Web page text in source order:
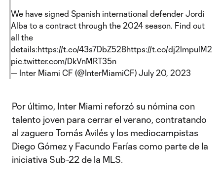
We have signed Spanish international defender Jordi
Alba to a contract through the 2024 season. Find out
all the
details:https://t.co/43s7DbZ528https://t.co/dj2lmpulM2
pic.twitter.com/DkVnMRT35n
— Inter Miami CF (@InterMiamiCF) July 20, 2023
Por último, Inter Miami reforzó su nómina con
talento joven para cerrar el verano, contratando
al zaguero Tomás Avilés y los mediocampistas
Diego Gómez y Facundo Farías como parte de la
iniciativa Sub-22 de la MLS.